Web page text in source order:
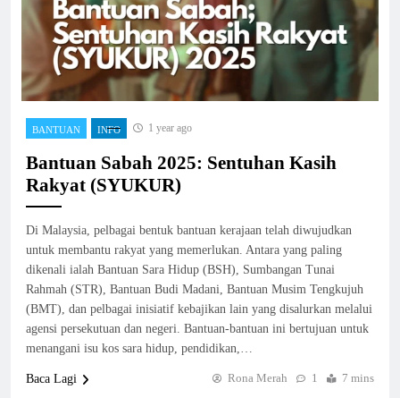
BANTUAN INFO 1 year ago
Bantuan Sabah 2025: Sentuhan Kasih
Rakyat (SYUKUR)
Di Malaysia, pelbagai bentuk bantuan kerajaan telah diwujudkan
untuk membantu rakyat yang memerlukan. Antara yang paling
dikenali ialah Bantuan Sara Hidup (BSH), Sumbangan Tunai
Rahmah (STR), Bantuan Budi Madani, Bantuan Musim Tengkujuh
(BMT), dan pelbagai inisiatif kebajikan lain yang disalurkan melalui
agensi persekutuan dan negeri. Bantuan-bantuan ini bertujuan untuk
menangani isu kos sara hidup, pendidikan,…
Baca Lagi Rona Merah 1 7 mins